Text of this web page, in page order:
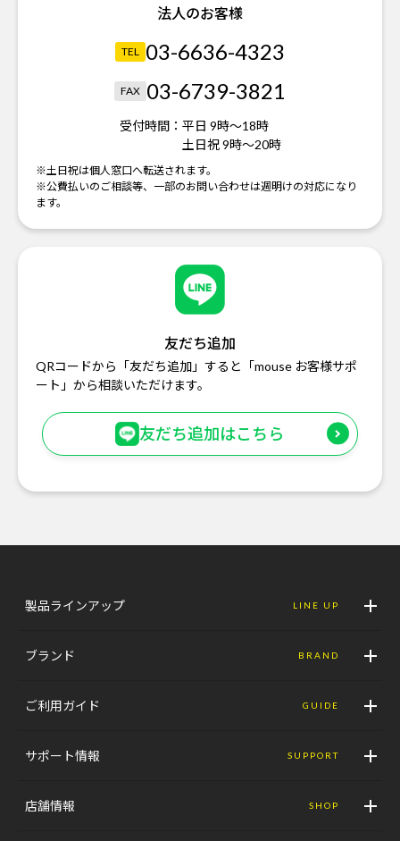
法人のお客様
TEL 03-6636-4323
FAX 03-6739-3821
受付時間： 平日 9時～18時
土日祝 9時～20時
※土日祝は個人窓口へ転送されます。
※公費払いのご相談等、一部のお問い合わせは週明けの対応になり
ます。
友だち追加
QRコードから「友だち追加」すると「mouse お客様サポ
ート」から相談いただけます。
友だち追加はこちら
製品ラインアップ LINE UP
ブランド BRAND
ご利用ガイド GUIDE
サポート情報 SUPPORT
店舗情報 SHOP